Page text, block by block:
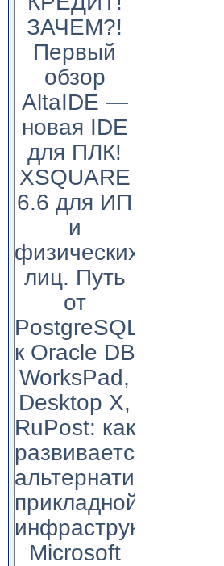
ЗАЧЕМ?!
Первый
обзор
AltaIDE —
новая IDE
для ПЛК!
XSQUARE
6.6 для ИП
и
физических
лиц. Путь
от
PostgreSQL
к Oracle DB
WorksPad,
Desktop X,
RuPost: как
развивается
альтернатива
прикладной
инфраструктуре
Microsoft